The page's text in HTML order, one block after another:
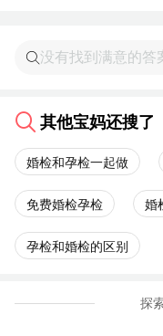
其他宝妈还搜了
婚检和孕检一起做
免费婚检孕检 婚
孕检和婚检的区别
探